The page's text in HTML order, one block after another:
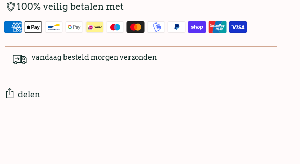
100% veilig betalen met
vandaag besteld morgen verzonden
delen